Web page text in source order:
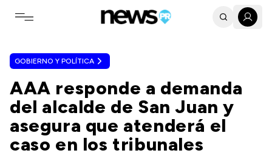
Toggle navigation menu
GOBIERNO Y POLÍTICA
AAA responde a demanda
del alcalde de San Juan y
asegura que atenderá el
caso en los tribunales